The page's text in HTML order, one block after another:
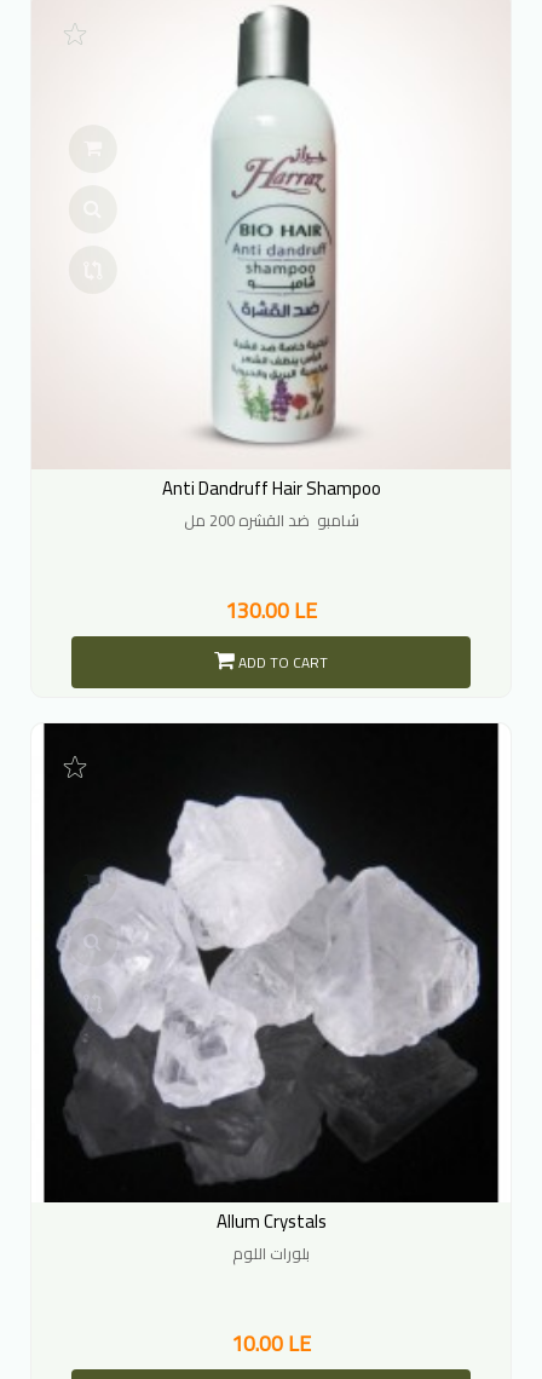
Anti Dandruff Hair Shampoo
شامبو ضد القشره 200 مل
130.00 LE
ADD TO CART
Allum Crystals
بلورات اللوم
10.00 LE